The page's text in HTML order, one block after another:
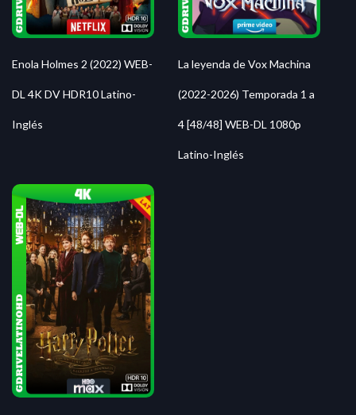
Enola Holmes 2 (2022) WEB-
DL 4K DV HDR10 Latino-
Inglés
La leyenda de Vox Machina
(2022-2026) Temporada 1 a
4 [48/48] WEB-DL 1080p
Latino-Inglés